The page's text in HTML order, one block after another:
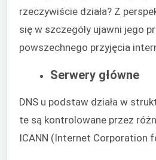
rzeczywiście działa? Z
się w szczegóły ujawni jego
powszechnego przyjęcia
Serwery główne
DNS u podstaw działa w
te są kontrolowane przez
ICANN (Internet Corporation